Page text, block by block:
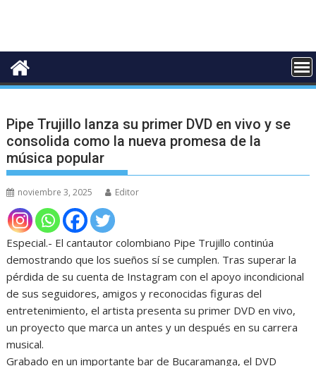
Pipe Trujillo lanza su primer DVD en vivo y se
consolida como la nueva promesa de la
música popular
noviembre 3, 2025 Editor
Especial.- El cantautor colombiano Pipe Trujillo continúa
demostrando que los sueños sí se cumplen. Tras superar la
pérdida de su cuenta de Instagram con el apoyo incondicional
de sus seguidores, amigos y reconocidas figuras del
entretenimiento, el artista presenta su primer DVD en vivo,
un proyecto que marca un antes y un después en su carrera
musical.
Grabado en un importante bar de Bucaramanga, el DVD